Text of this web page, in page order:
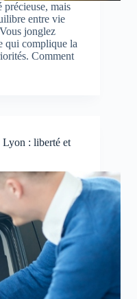
mais
entre vie
jonglez
qui complique la
Comment
: liberté et